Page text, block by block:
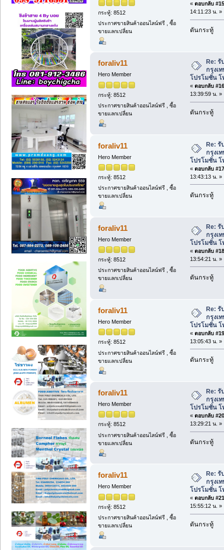
กระทู้: 8512
ประกาศขายสินค้าออนไลน์ฟรี , ซื้อ
ขายแลกเปลี่ยน
« ตอบกลับ
14:11:23 น. »
ดันกระทู้
foraliv11
Hero Member
กระทู้: 8512
ประกาศขายสินค้าออนไลน์ฟรี , ซื้อ
ขายแลกเปลี่ยน
Re: รั
กรุงเ
โปรโมชั่น โ
« ตอบกลับ
13:39:59 น. »
ดันกระทู้
foraliv11
Hero Member
กระทู้: 8512
ประกาศขายสินค้าออนไลน์ฟรี , ซื้อ
ขายแลกเปลี่ยน
Re: รั
กรุงเ
โปรโมชั่น โ
« ตอบกลับ
13:43:13 น. »
ดันกระทู้
foraliv11
Hero Member
กระทู้: 8512
ประกาศขายสินค้าออนไลน์ฟรี , ซื้อ
ขายแลกเปลี่ยน
Re: รั
กรุงเ
โปรโมชั่น โ
« ตอบกลับ
13:54:21 น. »
ดันกระทู้
foraliv11
Hero Member
กระทู้: 8512
ประกาศขายสินค้าออนไลน์ฟรี , ซื้อ
ขายแลกเปลี่ยน
Re: รั
กรุงเ
โปรโมชั่น โ
« ตอบกลับ
13:05:43 น. »
ดันกระทู้
foraliv11
Hero Member
กระทู้: 8512
ประกาศขายสินค้าออนไลน์ฟรี , ซื้อ
ขายแลกเปลี่ยน
Re: รั
กรุงเ
โปรโมชั่น โ
« ตอบกลับ
13:29:21 น. »
ดันกระทู้
foraliv11
Hero Member
กระทู้: 8512
ประกาศขายสินค้าออนไลน์ฟรี , ซื้อ
ขายแลกเปลี่ยน
Re: รั
กรุงเ
โปรโมชั่น โ
« ตอบกลับ
15:55:12 น. »
ดันกระทู้